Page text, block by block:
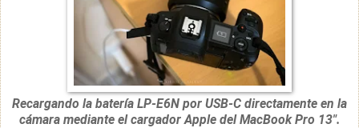
Recargando la batería LP-E6N por USB-C directamente en la
cámara mediante el cargador Apple del MacBook Pro 13".